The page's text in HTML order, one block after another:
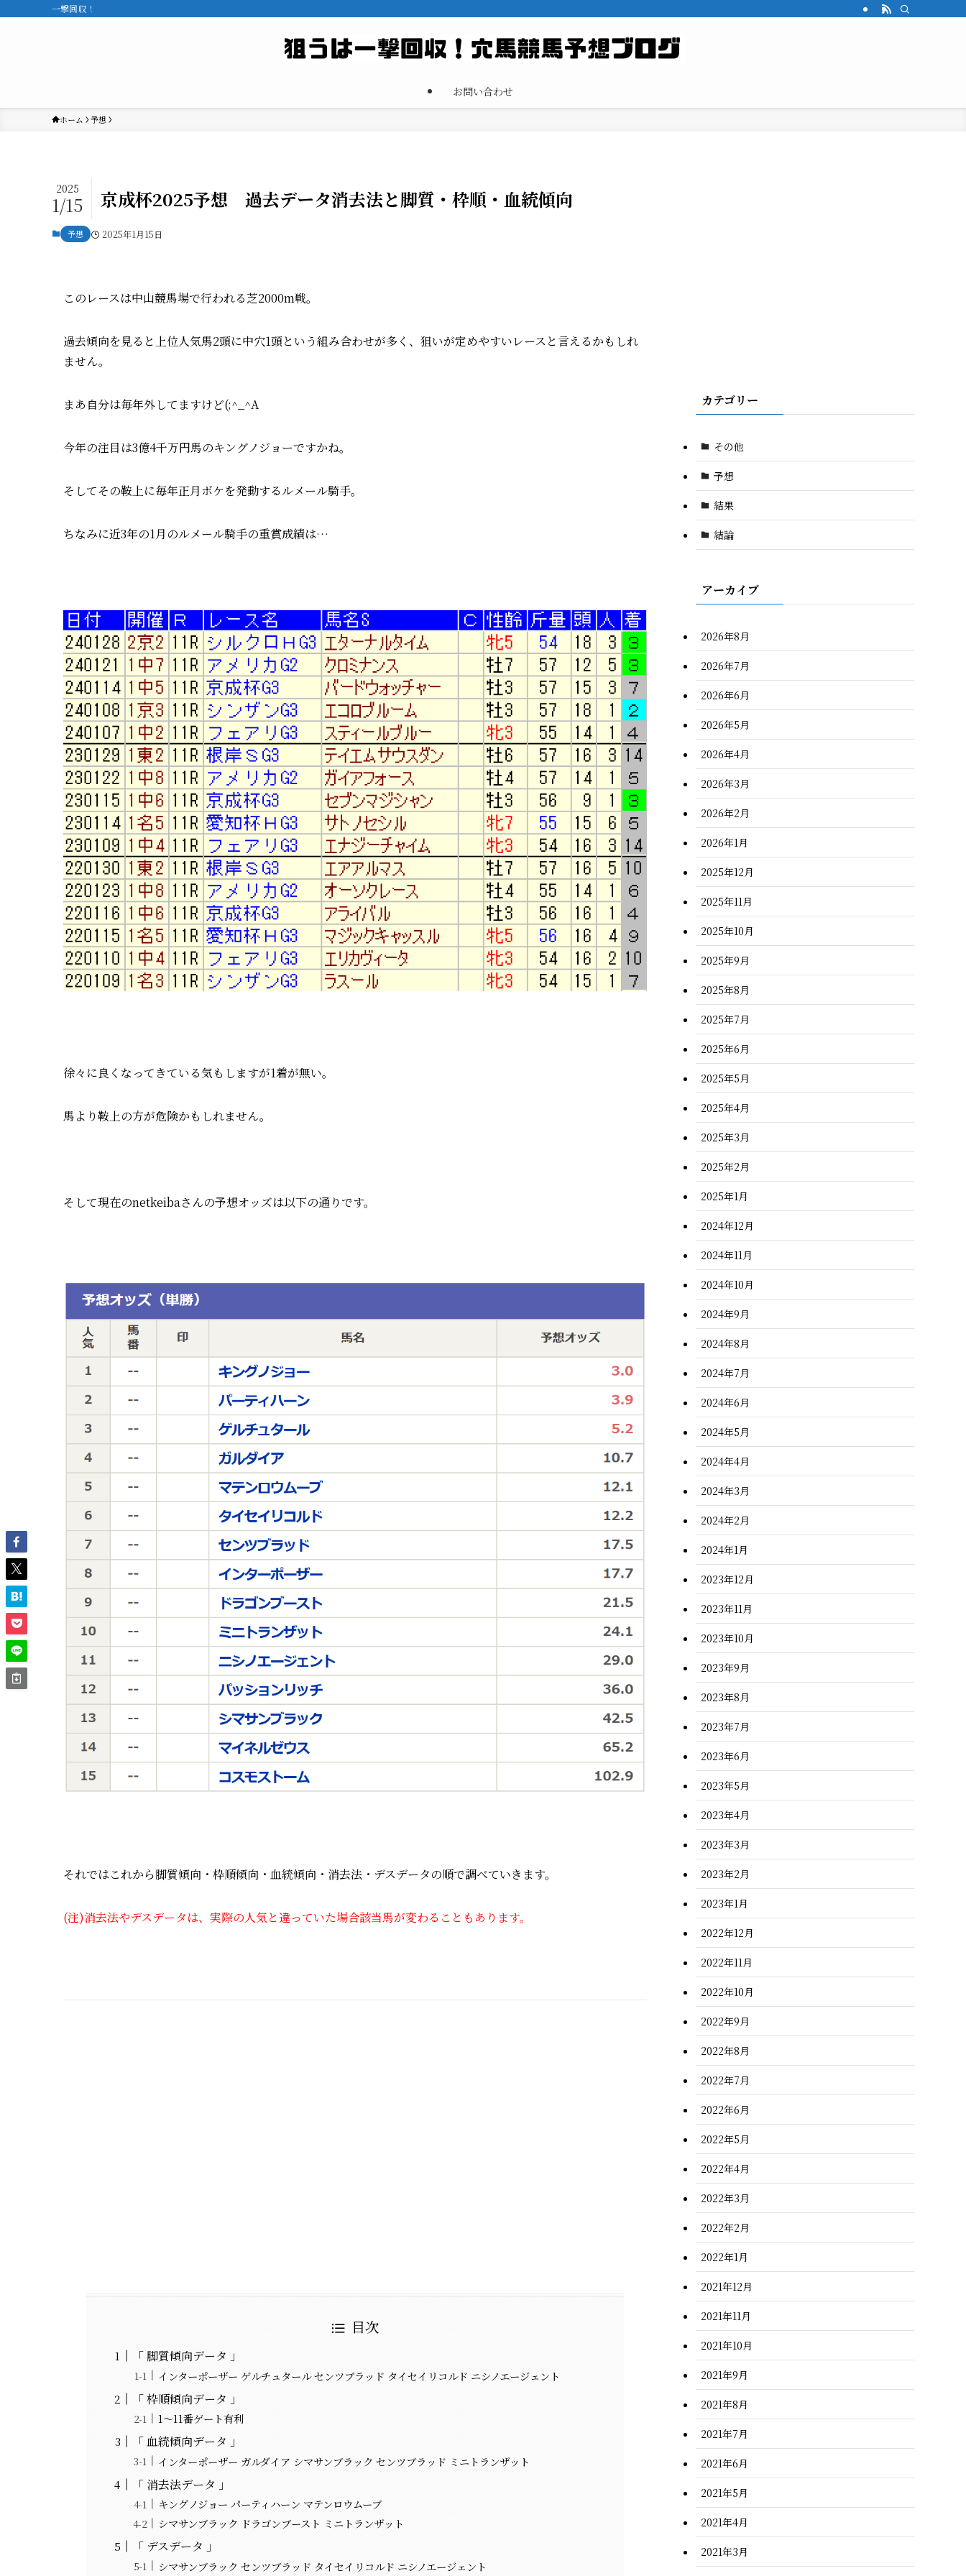
一撃回収！
お問い合わせ
ホーム 予想
京成杯2025予想 過去データ消去法と脚質・枠順・血統傾向
2025
1/15
予想 2025年1月15日
このレースは中山競馬場で行われる芝2000m戦。
過去傾向を見ると上位人気馬2頭に中穴1頭という組み合わせが多く、狙いが定めやすいレースと言えるかもしれ
ません。
まあ自分は毎年外してますけど(;^_^A
今年の注目は3億4千万円馬のキングノジョーですかね。
そしてその鞍上に毎年正月ボケを発動するルメール騎手。
ちなみに近3年の1月のルメール騎手の重賞成績は…
徐々に良くなってきている気もしますが1着が無い。
馬より鞍上の方が危険かもしれません。
そして現在のnetkeibaさんの予想オッズは以下の通りです。
それではこれから脚質傾向・枠順傾向・血統傾向・消去法・デスデータの順で調べていきます。
(注)消去法やデスデータは、実際の人気と違っていた場合該当馬が変わることもあります。
目次
「 脚質傾向データ 」
インターポーザー ゲルチュタール センツブラッド タイセイリコルド ニシノエージェント
「 枠順傾向データ 」
1～11番ゲート有利
「 血統傾向データ 」
インターポーザー ガルダイア シマサンブラック センツブラッド ミニトランザット
「 消去法データ 」
キングノジョー パーティハーン マテンロウムーブ
シマサンブラック ドラゴンブースト ミニトランザット
「 デスデータ 」
シマサンブラック センツブラッド タイセイリコルド ニシノエージェント
カテゴリー
その他
予想
結果
結論
アーカイブ
2026年8月
2026年7月
2026年6月
2026年5月
2026年4月
2026年3月
2026年2月
2026年1月
2025年12月
2025年11月
2025年10月
2025年9月
2025年8月
2025年7月
2025年6月
2025年5月
2025年4月
2025年3月
2025年2月
2025年1月
2024年12月
2024年11月
2024年10月
2024年9月
2024年8月
2024年7月
2024年6月
2024年5月
2024年4月
2024年3月
2024年2月
2024年1月
2023年12月
2023年11月
2023年10月
2023年9月
2023年8月
2023年7月
2023年6月
2023年5月
2023年4月
2023年3月
2023年2月
2023年1月
2022年12月
2022年11月
2022年10月
2022年9月
2022年8月
2022年7月
2022年6月
2022年5月
2022年4月
2022年3月
2022年2月
2022年1月
2021年12月
2021年11月
2021年10月
2021年9月
2021年8月
2021年7月
2021年6月
2021年5月
2021年4月
2021年3月